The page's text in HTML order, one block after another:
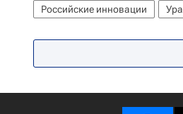
Российские инновации